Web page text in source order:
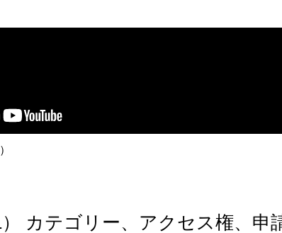
カテゴリー、アクセス権、申